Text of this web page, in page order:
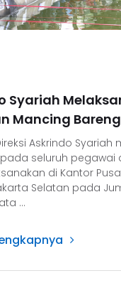
Syariah
Mancing Bareng
Askrindo Syariah
seluruh pegawai
di Kantor
Selatan pada
...